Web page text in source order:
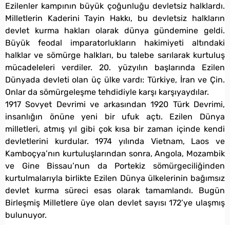
Ezilenler kampının büyük çoğunluğu devletsiz halklardı.
Milletlerin Kaderini Tayin Hakkı, bu devletsiz halkların
devlet kurma hakları olarak dünya gündemine geldi.
Büyük feodal imparatorlukların hakimiyeti altındaki
halklar ve sömürge halkları, bu talebe sarılarak kurtuluş
mücadeleleri verdiler. 20. yüzyılın başlarında Ezilen
Dünyada devleti olan üç ülke vardı: Türkiye, İran ve Çin.
Onlar da sömürgeleşme tehdidiyle karşı karşıyaydılar.
1917 Sovyet Devrimi ve arkasından 1920 Türk Devrimi,
insanlığın önüne yeni bir ufuk açtı. Ezilen Dünya
milletleri, atmış yıl gibi çok kısa bir zaman içinde kendi
devletlerini kurdular. 1974 yılında Vietnam, Laos ve
Kamboçya’nın kurtuluşlarından sonra, Angola, Mozambik
ve Gine Bissau’nun da Portekiz sömürgeciliğinden
kurtulmalarıyla birlikte Ezilen Dünya ülkelerinin bağımsız
devlet kurma süreci esas olarak tamamlandı. Bugün
Birleşmiş Milletlere üye olan devlet sayısı 172’ye ulaşmış
bulunuyor.